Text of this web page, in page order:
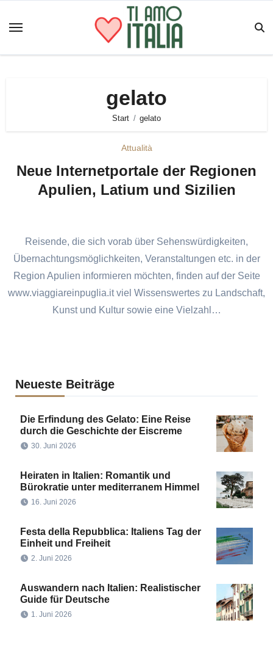
Inhalt
gelato
Start gelato
Attualità
Neue Internetportale der Regionen
Apulien, Latium und Sizilien
Reisende, die sich vorab über Sehenswürdigkeiten,
Übernachtungsmöglichkeiten, Veranstaltungen etc. in der
Region Apulien informieren möchten, finden auf der Seite
www.viaggiareinpuglia.it viel Wissenswertes zu Landschaft,
Kunst und Kultur sowie eine Vielzahl…
Neueste Beiträge
Die Erfindung des Gelato: Eine Reise
durch die Geschichte der Eiscreme
30. Juni 2026
Heiraten in Italien: Romantik und
Bürokratie unter mediterranem Himmel
16. Juni 2026
Festa della Repubblica: Italiens Tag der
Einheit und Freiheit
2. Juni 2026
Auswandern nach Italien: Realistischer
Guide für Deutsche
1. Juni 2026